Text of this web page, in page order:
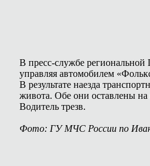
В пресс-службе
управляя автомобилем
В результате наезда
живота. Обе они оставлены
Водитель трезв.
Фото: ГУ МЧС России по